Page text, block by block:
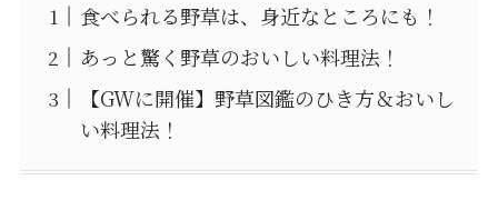
食べられる野草は、身近なところにも！
あっと驚く野草のおいしい料理法！
【GWに開催】野草図鑑のひき方＆おいし
い料理法！